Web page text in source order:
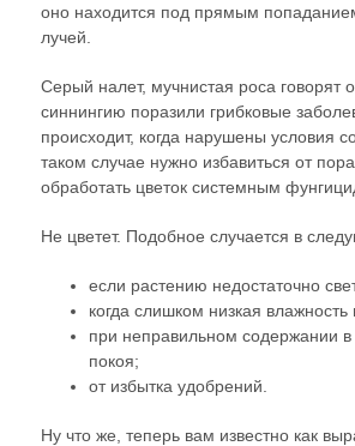
оно находится под прямым
лучей.
Серый налет, мучнистая роса говорят
синнингию поразили грибковые
происходит, когда нарушены условия
таком случае нужно избавиться от
обработать цветок системным
Не цветет. Подобное случается в
если растению недостаточно
когда слишком низкая влажность
при неправильном содержании
покоя;
от избытка удобрений.
Ну что же, теперь вам известно как